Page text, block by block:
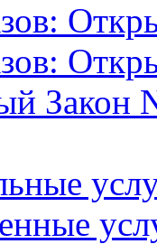
Закон